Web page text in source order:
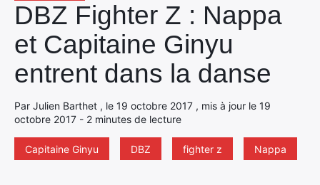
DBZ Fighter Z : Nappa
et Capitaine Ginyu
entrent dans la danse
Par Julien Barthet , le 19 octobre 2017 , mis à jour le 19
octobre 2017 - 2 minutes de lecture
Capitaine Ginyu DBZ fighter z Nappa